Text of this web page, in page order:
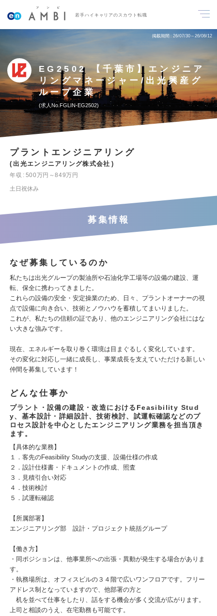
若手ハイキャリアのスカウト転職
掲載期間 26/07/30～26/08/12
EG2502 【千葉市】エンジニア
リングマネージャー/出光興産グ
ループ企業
求人No.FGLIN-EG2502
プラントエンジニアリング
出光エンジニアリング株式会社
年収
500万円～849万円
土日祝休み
募集情報
なぜ募集しているのか
私たちは出光グループの製油所や石油化学工場等の設備の建設、運
転、保全に携わってきました。
これらの設備の安全・安定操業のため、日々、プラントオーナーの視
点で設備に向き合い、技術とノウハウを蓄積してまいりました。
これが、私たちの信頼の証であり、他のエンジニアリング会社にはな
い大きな強みです。
現在、エネルギーを取り巻く環境は目まぐるしく変化しています。
その変化に対応し一緒に成長し、事業成長を支えていただける新しい
仲間を募集しています！
どんな仕事か
プラント・設備の建設・改造におけるFeasibility Stud
y、基本設計・詳細設計、技術検討、試運転確認などのプ
ロセス設計を中心としたエンジニアリング業務を担当頂き
ます。
【具体的な業務】
１．客先のFeasibility Studyの支援、設備仕様の作成
２．設計仕様書・ドキュメントの作成、照査
３．見積引合い対応
４．技術検討
５．試運転確認
【所属部署】
エンジニアリング部 設計・プロジェクト統括グループ
【働き方】
・同ポジションは、他事業所への出張・異動が発生する場合がありま
す。
・執務場所は、オフィスビルの３４階で広いワンフロアです。フリー
アドレス制となっていますので、他部署の方と
机を並べて仕事をしたり、話をする機会が多く交流が広がります。
上司と相談のうえ、在宅勤務も可能です。